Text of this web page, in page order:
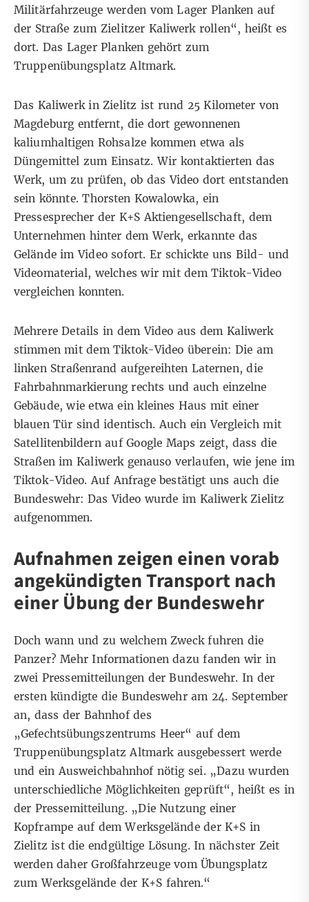
Militärfahrzeuge werden vom Lager Planken auf
der Straße zum Zielitzer Kaliwerk rollen“, heißt es
dort. Das Lager Planken gehört zum
Truppenübungsplatz Altmark.
Das Kaliwerk in Zielitz ist rund 25 Kilometer von
Magdeburg entfernt, die dort gewonnenen
kaliumhaltigen Rohsalze kommen etwa als
Düngemittel zum Einsatz. Wir kontaktierten das
Werk, um zu prüfen, ob das Video dort entstanden
sein könnte. Thorsten Kowalowka, ein
Pressesprecher der K+S Aktiengesellschaft, dem
Unternehmen hinter dem Werk, erkannte das
Gelände im Video sofort. Er schickte uns Bild- und
Videomaterial, welches wir mit dem Tiktok-Video
vergleichen konnten.
Mehrere Details in dem Video aus dem Kaliwerk
stimmen mit dem Tiktok-Video überein: Die am
linken Straßenrand aufgereihten Laternen, die
Fahrbahnmarkierung rechts und auch einzelne
Gebäude, wie etwa ein kleines Haus mit einer
blauen Tür sind identisch. Auch ein Vergleich mit
Satellitenbildern auf Google Maps zeigt, dass die
Straßen im Kaliwerk genauso verlaufen, wie jene im
Tiktok-Video. Auf Anfrage bestätigt uns auch die
Bundeswehr: Das Video wurde im Kaliwerk Zielitz
aufgenommen.
Aufnahmen zeigen einen vorab
angekündigten Transport nach
einer Übung der Bundeswehr
Doch wann und zu welchem Zweck fuhren die
Panzer? Mehr Informationen dazu fanden wir in
zwei Pressemitteilungen der Bundeswehr.In der
ersten kündigte die Bundeswehr am 24. September
an, dass der Bahnhof des
„Gefechtsübungszentrums Heer“ auf dem
Truppenübungsplatz Altmark ausgebessert werde
und ein Ausweichbahnhof nötig sei. „Dazu wurden
unterschiedliche Möglichkeiten geprüft“, heißt es in
der Pressemitteilung. „Die Nutzung einer
Kopframpe auf dem Werksgelände der K+S in
Zielitz ist die endgültige Lösung. In nächster Zeit
werden daher Großfahrzeuge vom Übungsplatz
zum Werksgelände der K+S fahren.“